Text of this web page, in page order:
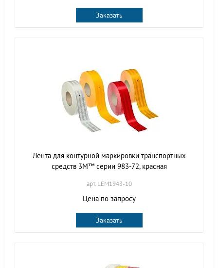
Заказать
Лента для контурной маркировки транспортных
средств 3M™ серии 983-72, красная
арт. LEM1943-10
Цена по запросу
Заказать